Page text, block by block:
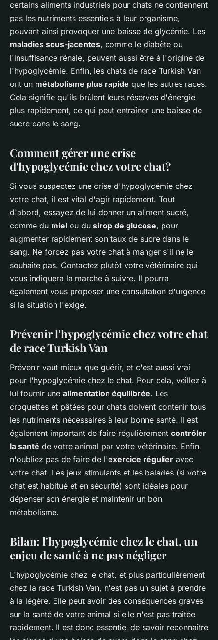
certains aliments industriels pour chats ne contiennent
pas les nutriments essentiels à leur organisme,
pouvant ainsi provoquer une baisse de glycémie. Les
maladies sous-jacentes, comme le diabète ou
l'insuffisance rénale, peuvent aussi être à l'origine de
l'hypoglycémie. Enfin, les chats de race Turkish Van
ont un métabolisme plus rapide que les autres races.
Cela signifie qu'ils brûlent leurs réserves d'énergie
plus rapidement, ce qui peut entraîner une baisse de
sucre dans le sang.
Comment gérer une crise
d'hypoglycémie chez votre chat?
Si vous suspectez une crise d'hypoglycémie chez
votre chat, il est vital d'agir rapidement. Tout
d'abord, essayez de lui donner un aliment sucré,
comme du miel ou du sirop de glucose, pour
augmenter rapidement son taux de sucre dans le
sang. Ne forcez pas votre chat à manger s'il ne le
souhaite pas. Contactez plutôt votre vétérinaire qui
vous indiquera la marche à suivre. Il pourra
également vous proposer une consultation d'urgence
si la situation l'exige.
Prévenir l'hypoglycémie chez votre chat
de race Turkish Van
Prévenir vaut mieux que guérir, et c'est aussi vrai
pour l'hypoglycémie chez le chat. Pour cela, veillez à
lui fournir une alimentation équilibrée. Les
croquettes et pâtées pour chats doivent contenir tous
les nutriments nécessaires à leur bonne santé. Il est
également important de faire régulièrement contrôler
la santé de votre animal par votre vétérinaire. Enfin,
n'oubliez pas de faire de l'exercice régulier avec
votre chat. Les jeux stimulants et les balades (si votre
chat est habitué et en sécurité) sont idéales pour
dépenser son énergie et maintenir un bon
métabolisme.
Bilan: l'hypoglycémie chez le chat, un
enjeu de santé à ne pas négliger
L'hypoglycémie chez le chat, et plus particulièrement
chez la race Turkish Van, n'est pas un sujet à prendre
à la légère. Elle peut avoir des conséquences graves
sur la santé de votre animal si elle n'est pas traitée
rapidement. Il est donc essentiel de savoir reconnaître